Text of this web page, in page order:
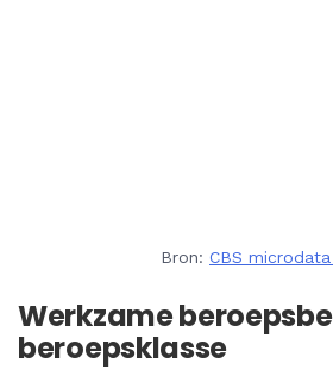
Bron: CBS
Werkzame
beroepsklasse